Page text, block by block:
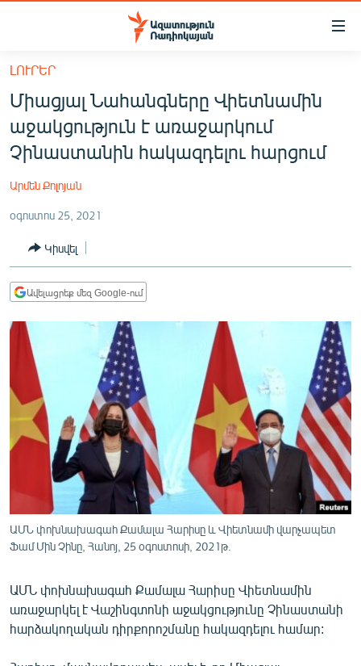
Մատչելիության
հիմնական
բովանդակությանը
հիմնական
մենյուին
ՀԱՅԱՍՏԱՆ
ՔԱՂԱՔԱԿԱՆ
ՏՆՏԵՍՈՒԹՅՈՒՆ
ՂԱՐԱԲԱՂ
ՏԱՐԱԾԱՇՐՋԱՆ
ՄԻՋԱԶԳԱՅԻՆ
ՄՇԱԿՈՒՅԹ
ՍՊՈՐՏ
ՄԵԿՆԱԲԱՆՈՒԹՅՈՒՆ
ՏՏ ԵՒ ԻՆՏԵՐՆԵՏ
ԱՐԽԻՎ
ԲԱՆԱՎԵՃ
ՁԳՏԵԼՈՎ ԼԱՎԱԳՈՒՅՆԻՆ
ԼՈՒՐԵՐ
Միացյալ Նահանգները Վիետնամին
աջակցություն է առաջարկում
Չինաստանին հակազդելու հարցում
Արմեն Քոլոյան
օգոստոս 25, 2021
Կիսվել
Ավելացրեք մեզ Google-ում
ԱՄՆ փոխնախագահ Քամալա Հարիսը և Վիետնամի վարչապետ
Ֆամ Մին Չինը, Հանոյ, 25 օգոստոսի, 2021թ.
ԱՄՆ փոխնախագահ Քամալա Հարիսը Վիետնամին
առաջարկել է Վաշինգտոնի աջակցությունը Չինաստանի
հարձակողական դիրքորոշմանը հակազդելու համար: